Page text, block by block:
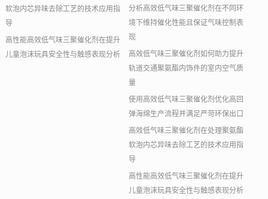
软泡内芯异味去除工艺的技术应用指
导
高性能高效低气味三聚催化剂在提升
儿童泡沫玩具安全性与触感表现分析
分析高效低气味三聚催化剂在不同环
境下维持催化性能且保证气味控制表
现
高效低气味三聚催化剂如何助力提升
轨道交通聚氨酯内饰件的室内空气质
量
使用高效低气味三聚催化剂优化高回
弹海绵生产流程并满足严苛环保出口
高效低气味三聚催化剂在处理聚氨酯
软泡内芯异味去除工艺的技术应用指
导
高性能高效低气味三聚催化剂在提升
儿童泡沫玩具安全性与触感表现分析